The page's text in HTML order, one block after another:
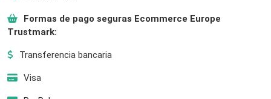
Formas de pago seguras Ecommerce Europe
Trustmark:
Transferencia bancaria
Visa